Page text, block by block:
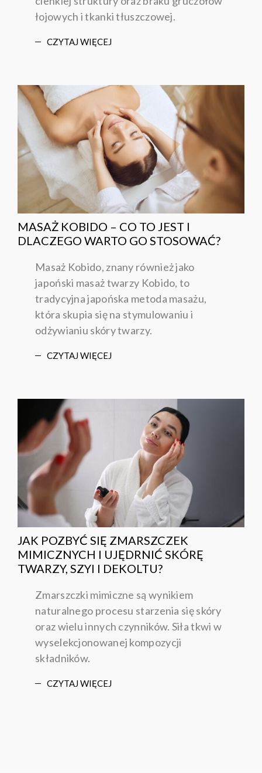
łojowych i tkanki tłuszczowej.
CZYTAJ WIĘCEJ
MASAŻ KOBIDO – CO TO JEST I
DLACZEGO WARTO GO STOSOWAĆ?
Masaż Kobido, znany również jako
japoński masaż twarzy Kobido, to
tradycyjna japońska metoda masażu,
która skupia się na stymulowaniu i
odżywianiu skóry twarzy.
CZYTAJ WIĘCEJ
JAK POZBYĆ SIĘ ZMARSZCZEK
MIMICZNYCH I UJĘDRNIĆ SKÓRĘ
TWARZY, SZYI I DEKOLTU?
Zmarszczki mimiczne są wynikiem
naturalnego procesu starzenia się skóry
oraz wielu innych czynników. Siła tkwi w
wyselekcjonowanej kompozycji
składników.
CZYTAJ WIĘCEJ